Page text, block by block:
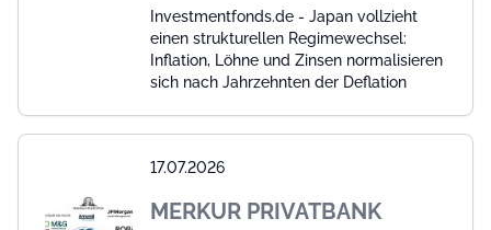
Investmentfonds.de - Japan vollzieht
einen strukturellen Regimewechsel:
Inflation, Löhne und Zinsen normalisieren
sich nach Jahrzehnten der Deflation
17.07.2026
MERKUR PRIVATBANK